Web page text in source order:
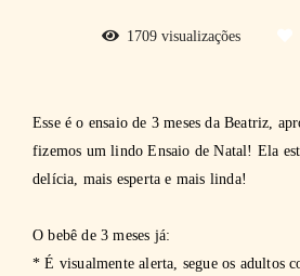
1709 visualizações
Esse é o ensaio de 3 meses da Beatriz,
fizemos um lindo Ensaio de Natal! Ela
delícia, mais esperta e mais linda!
O bebê de 3 meses já:
* É visualmente alerta, segue os adultos